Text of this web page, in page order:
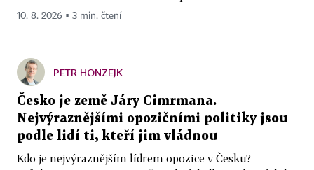
10. 8. 2026 ▪ 3 min. čtení
PETR HONZEJK
Česko je země Járy Cimrmana.
Nejvýraznějšími opozičními politiky jsou
podle lidí ti, kteří jim vládnou
Kdo je nejvýraznějším lídrem opozice v Česku?